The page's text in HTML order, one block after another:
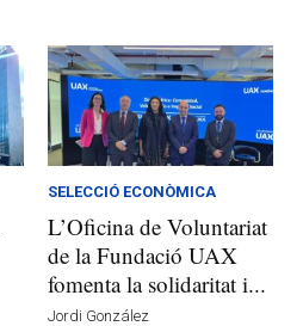
SELECCIÓ ECONÒMICA
L’Oficina de Voluntariat
de la Fundació UAX
fomenta la solidaritat i...
Jordi González